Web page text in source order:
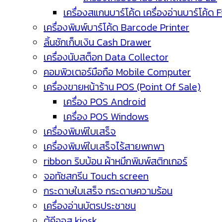
เครื่องสแกนบาร์โค้ด เครื่องอ่านบาร์โค้ด
เครื่องพิมพ์บาร์โค้ด Barcode Printer
ลิ้นชักเก็บเงิน Cash Drawer
เครื่องนับสต็อก Data Collector
คอมพิวเตอร์มือถือ Mobile Computer
เครื่องขายหน้าร้าน POS (Point Of Sale)
เครื่อง POS Android
เครื่อง POS Windows
เครื่องพิมพ์ใบเสร็จ
เครื่องพิมพ์ใบเสร็จไร้สายพกพา
ribbon ริบบ้อน ผ้าหมึกพิมพ์สติกเกอร์
จอทัชสกรีน Touch screen
กระดาษใบเสร็จ กระดาษความร้อน
เครื่องอ่านบัตรประชาชน